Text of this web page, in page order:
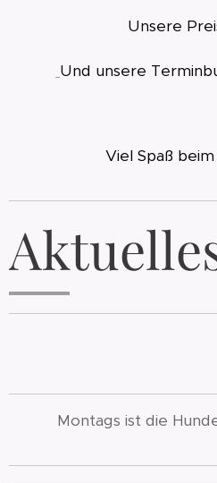
Unsere
Und unsere
Viel Spaß
🐾Montags ist die